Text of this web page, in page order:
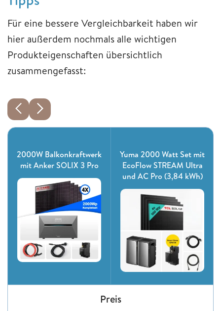
Für eine bessere Vergleichbarkeit haben wir
hier außerdem nochmals alle wichtigen
Produkteigenschaften übersichtlich
zusammengefasst:
2000W Balkonkraftwerk
mit Anker SOLIX 3 Pro
Yuma 2000 Watt Set mit
EcoFlow STREAM Ultra
und AC Pro (3,84 kWh)
Preis